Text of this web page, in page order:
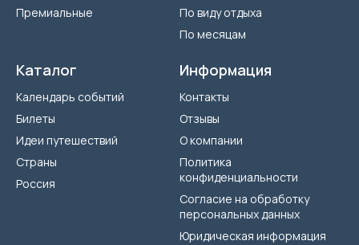
Премиальные
По виду отдыха
По месяцам
Каталог
Календарь событий
Билеты
Идеи путешествий
Страны
Россия
Информация
Контакты
Отзывы
О компании
Политика
конфиденциальности
Согласие на обработку
персональных данных
Юридическая информация